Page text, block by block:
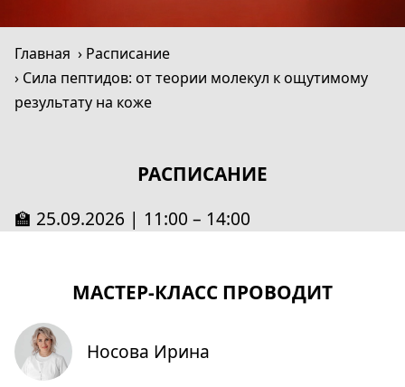
Главная
Расписание
Сила пептидов: от теории молекул к ощутимому
результату на коже
МАСТЕР-КЛАСС ПРОВОДИТ
Носова Ирина
РАСПИСАНИЕ
🏫 25.09.2026 | 11:00 – 14:00